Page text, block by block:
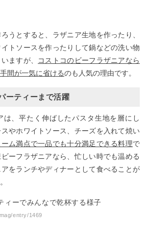
うとすると、ラザニア生地を作ったり、
トソースを作ったりして鍋などの洗い物
ますが、
コストコのビーフラザニアなら
間が一気に省けるのも人気の理由です。
ーティーまで活躍
は、平たく伸ばしたパスタ生地を層にし
やホワイトソース、チーズを入れて焼い
ーム満点で一品でも十分満足できる料理で
ーフラザニアなら、忙しい時でも温める
をランチやディナーとして食べることが
entry/1469